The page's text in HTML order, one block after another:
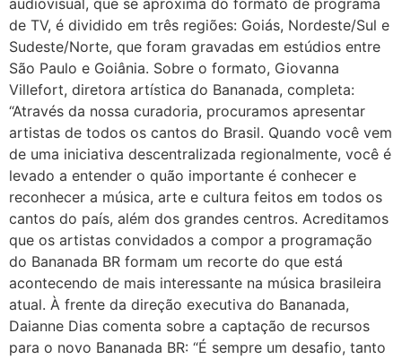
audiovisual, que se aproxima do formato de programa
de TV, é dividido em três regiões: Goiás, Nordeste/Sul e
Sudeste/Norte, que foram gravadas em estúdios entre
São Paulo e Goiânia. Sobre o formato, Giovanna
Villefort, diretora artística do Bananada, completa:
“Através da nossa curadoria, procuramos apresentar
artistas de todos os cantos do Brasil. Quando você vem
de uma iniciativa descentralizada regionalmente, você é
levado a entender o quão importante é conhecer e
reconhecer a música, arte e cultura feitos em todos os
cantos do país, além dos grandes centros. Acreditamos
que os artistas convidados a compor a programação
do Bananada BR formam um recorte do que está
acontecendo de mais interessante na música brasileira
atual. À frente da direção executiva do Bananada,
Daianne Dias comenta sobre a captação de recursos
para o novo Bananada BR: “É sempre um desafio, tanto